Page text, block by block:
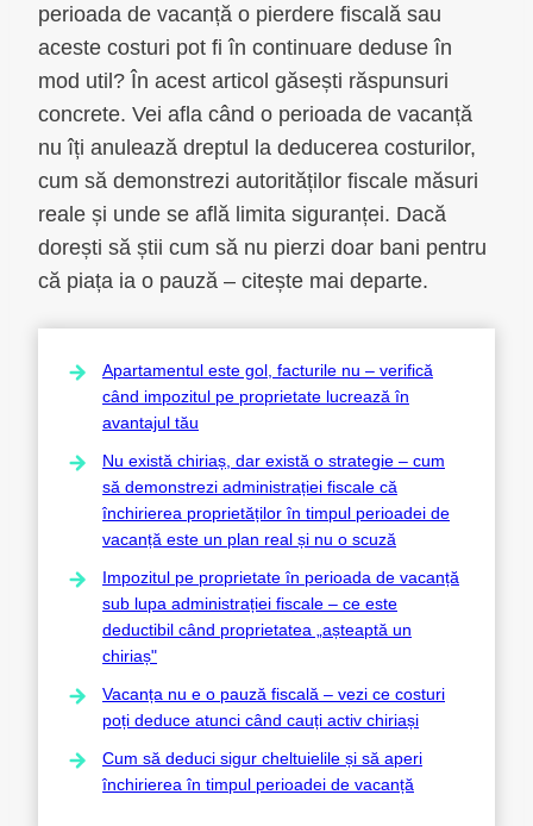
perioada de vacanță o pierdere fiscală sau
aceste costuri pot fi în continuare deduse în
mod util? În acest articol găsești răspunsuri
concrete. Vei afla când o perioada de vacanță
nu îți anulează dreptul la deducerea costurilor,
cum să demonstrezi autorităților fiscale măsuri
reale și unde se află limita siguranței. Dacă
dorești să știi cum să nu pierzi doar bani pentru
că piața ia o pauză – citește mai departe.
Apartamentul este gol, facturile nu – verifică
când impozitul pe proprietate lucrează în
avantajul tău
Nu există chiriaș, dar există o strategie – cum
să demonstrezi administrației fiscale că
închirierea proprietăților în timpul perioadei de
vacanță este un plan real și nu o scuză
Impozitul pe proprietate în perioada de vacanță
sub lupa administrației fiscale – ce este
deductibil când proprietatea „așteaptă un
chiriaș"
Vacanța nu e o pauză fiscală – vezi ce costuri
poți deduce atunci când cauți activ chiriași
Cum să deduci sigur cheltuielile și să aperi
închirierea în timpul perioadei de vacanță